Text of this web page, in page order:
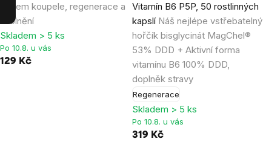
během koupele, regenerace a
uvolnění
Skladem > 5 ks
Po 10.8. u vás
129 Kč
Vitamín B6 P5P, 50 rostlinných
kapslí Náš nejlépe vstřebatelný
hořčík bisglycinát MagChel®
53% DDD + Aktivní forma
vitamínu B6 100% DDD,
doplněk stravy
Regenerace
Skladem > 5 ks
Po 10.8. u vás
319 Kč